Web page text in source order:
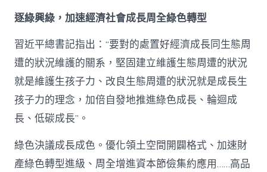
逐綠興綠，加速經濟社會成長周全綠色轉型
習近平總書記指出：“要對的處置好經濟成長同生態周
遭的狀況維護的關系，堅固建立維護生態周遭的狀況
就是維護生孩子力、改良生態周遭的狀況就是成長生
孩子力的理念，加倍自發地推進綠色成長、輪迴成
長、低碳成長”。
綠色決議成長成色。優化領土空間開闢格式、加速財
產綠色轉型進級、周全增進資本節儉集約應用……高品